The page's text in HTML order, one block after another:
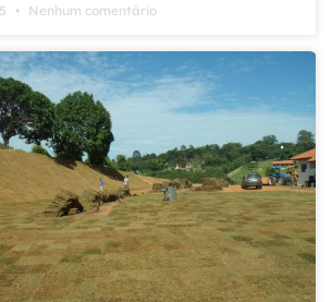
Nenhum comentário